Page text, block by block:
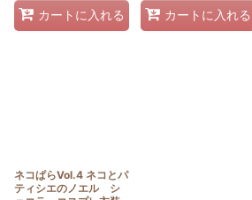
カートに入れる カートに入れる
ネコぱらVol.4 ネコとパ
ティシエのノエル シ